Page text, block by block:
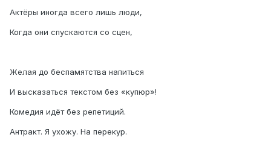
Актёры иногда всего лишь люди,
Когда они спускаются со сцен,
Желая до беспамятства напиться
И высказаться текстом без «купюр»!
Комедия идёт без репетиций.
Антракт. Я ухожу. На перекур.